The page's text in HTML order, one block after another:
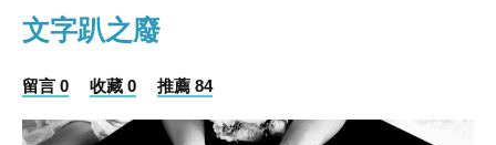
文字趴之廢
留言 0 收藏 0 推薦 84